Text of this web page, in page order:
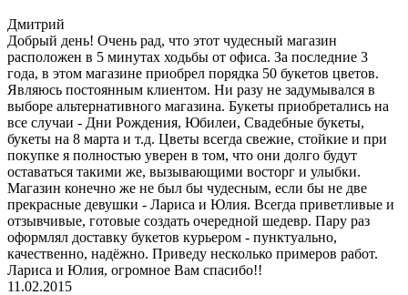
Дмитрий
Добрый день! Очень рад, что этот чудесный магазин
расположен в 5 минутах ходьбы от офиса. За последние 3
года, в этом магазине приобрел порядка 50 букетов цветов.
Являюсь постоянным клиентом. Ни разу не задумывался в
выборе альтернативного магазина. Букеты приобретались на
все случаи - Дни Рождения, Юбилеи, Свадебные букеты,
букеты на 8 марта и т.д. Цветы всегда свежие, стойкие и при
покупке я полностью уверен в том, что они долго будут
оставаться такими же, вызывающими восторг и улыбки.
Магазин конечно же не был бы чудесным, если бы не две
прекрасные девушки - Лариса и Юлия. Всегда приветливые и
отзывчивые, готовые создать очередной шедевр. Пару раз
оформлял доставку букетов курьером - пунктуально,
качественно, надёжно. Приведу несколько примеров работ.
Лариса и Юлия, огромное Вам спасибо!!
11.02.2015